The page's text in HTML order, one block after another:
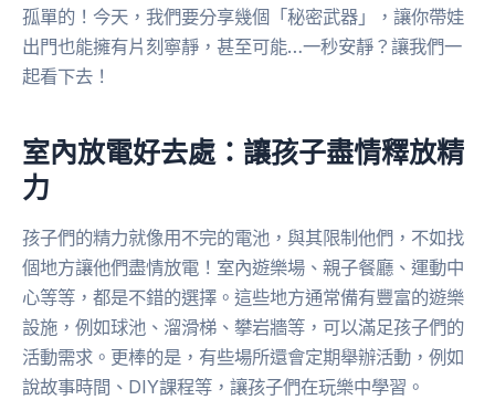
孤單的！今天，我們要分享幾個「秘密武器」，讓你帶娃
出門也能擁有片刻寧靜，甚至可能…一秒安靜？讓我們一
起看下去！
室內放電好去處：讓孩子盡情釋放精
力
孩子們的精力就像用不完的電池，與其限制他們，不如找
個地方讓他們盡情放電！室內遊樂場、親子餐廳、運動中
心等等，都是不錯的選擇。這些地方通常備有豐富的遊樂
設施，例如球池、溜滑梯、攀岩牆等，可以滿足孩子們的
活動需求。更棒的是，有些場所還會定期舉辦活動，例如
說故事時間、DIY課程等，讓孩子們在玩樂中學習。